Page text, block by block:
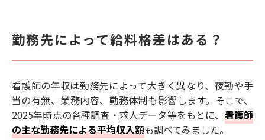
勤務先によって給料格差はある？
看護師の年収は勤務先によって大きく異なり、夜勤や手
当の有無、業務内容、勤務体制も影響します。そこで、
2025年時点の各種調査・求人データ等をもとに、 看護師
の主な勤務先による平均収入額も調べてみました。